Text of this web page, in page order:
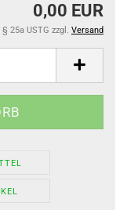
0,00 EUR
25a USTG zzgl. Versand